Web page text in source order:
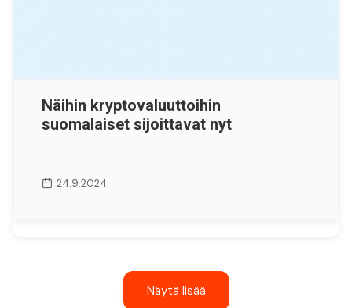
Näihin kryptovaluuttoihin
suomalaiset sijoittavat nyt
24.9.2024
Näytä lisää